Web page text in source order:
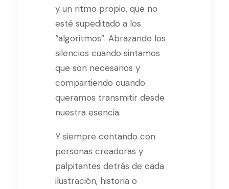
y un ritmo propio, que no
esté supeditado a los
“algoritmos”. Abrazando los
silencios cuando sintamos
que son necesarios y
compartiendo cuando
queramos transmitir desde
nuestra esencia.
Y siempre contando con
personas creadoras y
palpitantes detrás de cada
ilustración, historia o